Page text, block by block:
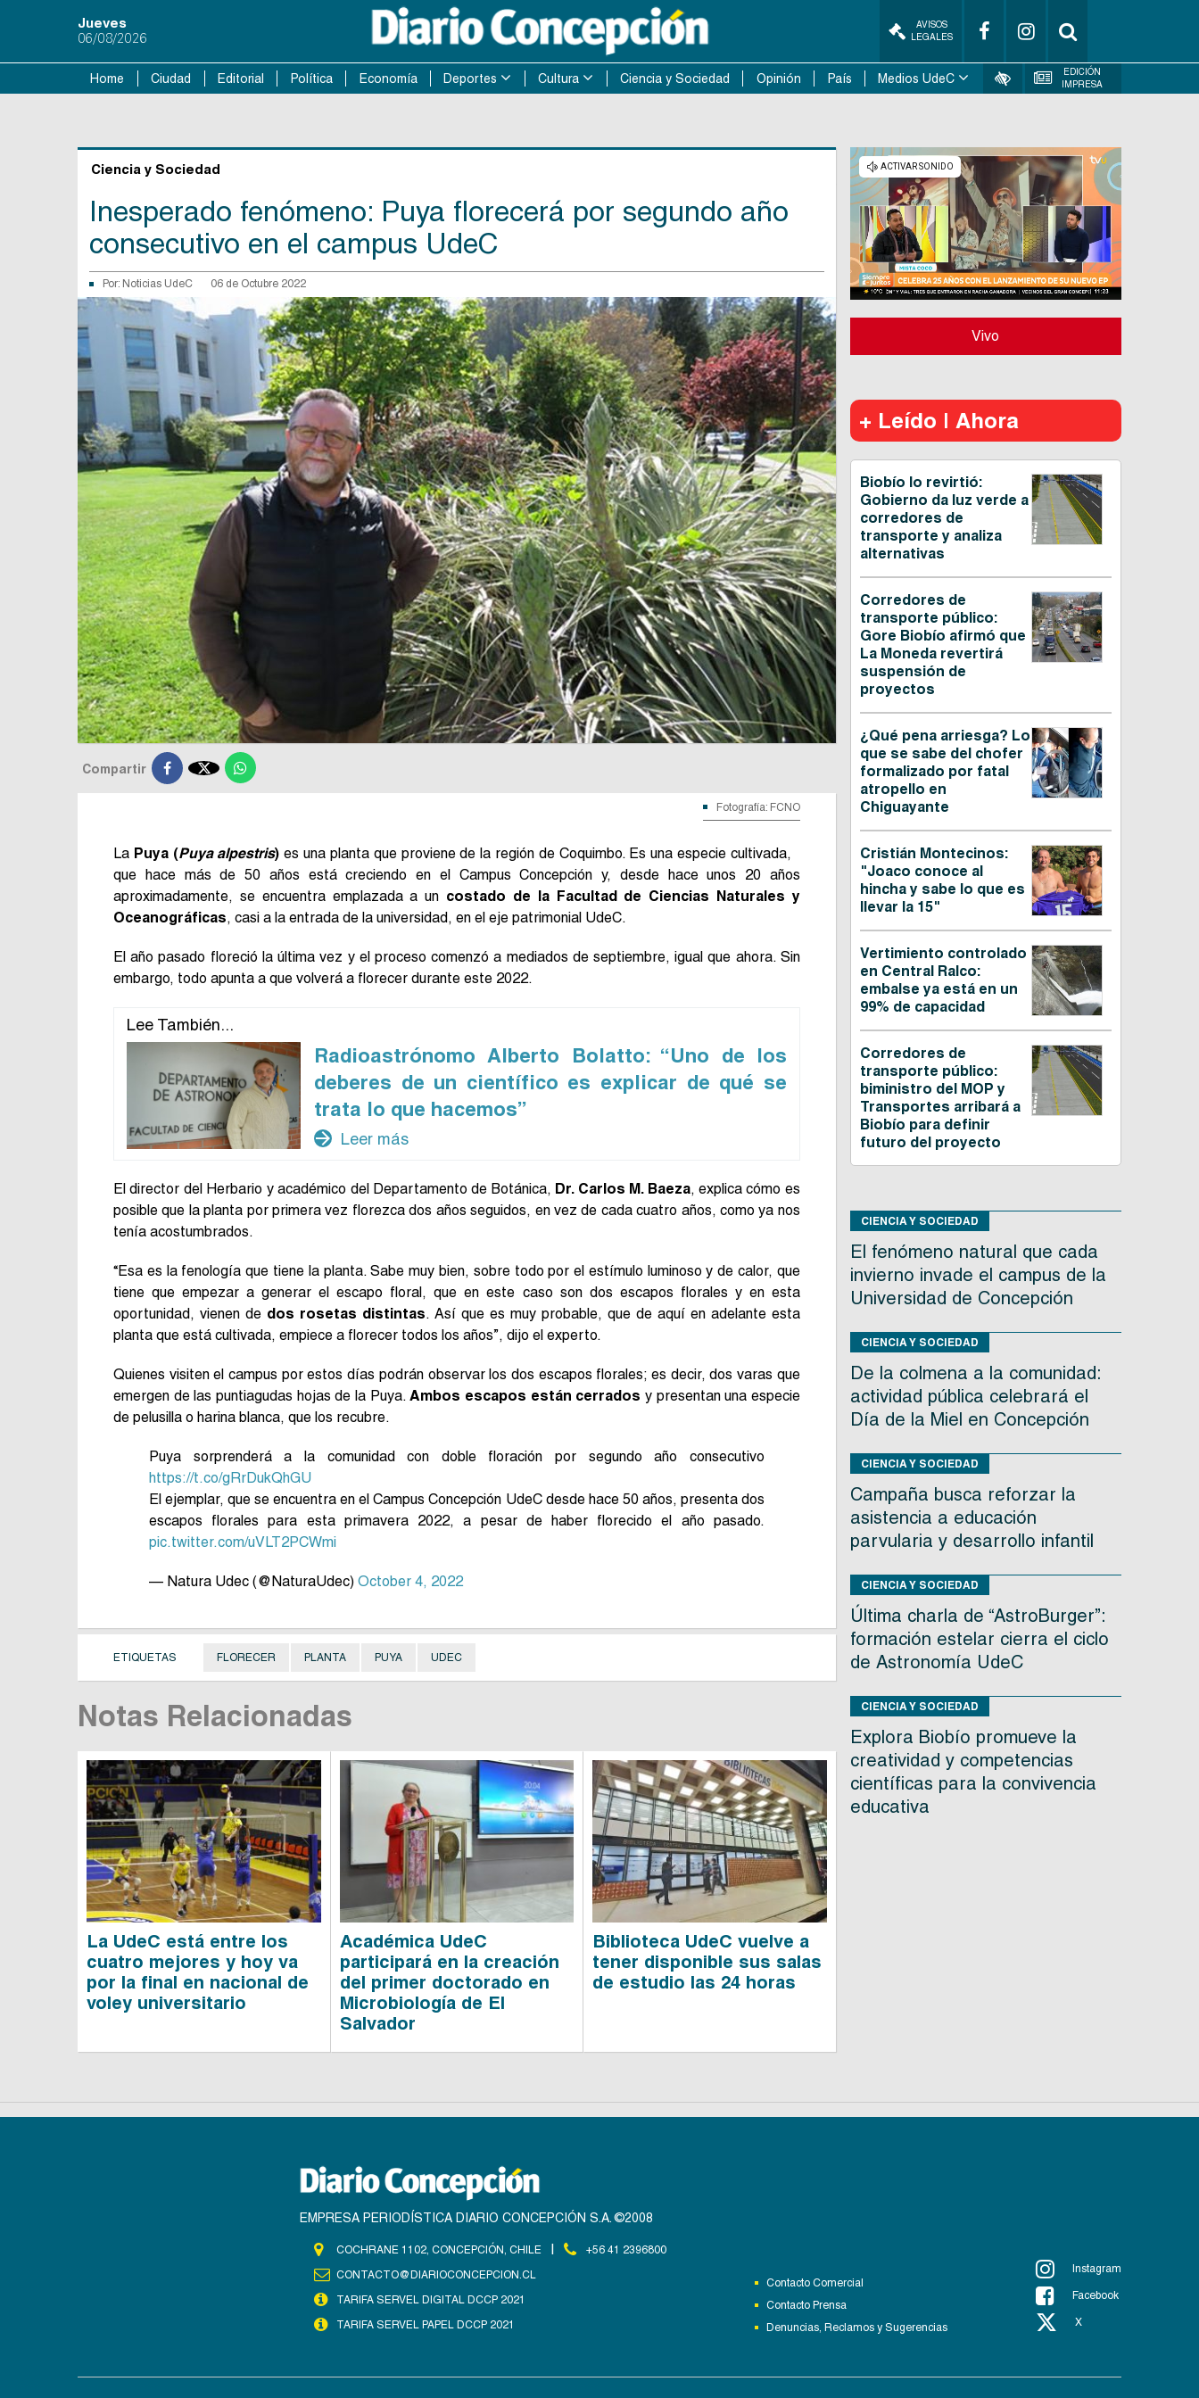
Jueves
06/08/2026
AVISOS
LEGALES
Home Ciudad Editorial Política Economía Deportes Cultura Ciencia y Sociedad Opinión País Medios UdeC
EDICIÓN
IMPRESA
Ciencia y Sociedad
Inesperado fenómeno: Puya florecerá por segundo año
consecutivo en el campus UdeC
Por: Noticias UdeC 06 de Octubre 2022
Compartir 
Fotografía: FCNO
La Puya (Puya alpestris) es una planta que proviene de la región de Coquimbo. Es una especie cultivada,
que hace más de 50 años está creciendo en el Campus Concepción y, desde hace unos 20 años
aproximadamente, se encuentra emplazada a un costado de la Facultad de Ciencias Naturales y
Oceanográficas, casi a la entrada de la universidad, en el eje patrimonial UdeC.
El año pasado floreció la última vez y el proceso comenzó a mediados de septiembre, igual que ahora. Sin
embargo, todo apunta a que volverá a florecer durante este 2022.
Lee También...
Radioastrónomo Alberto Bolatto: “Uno de los
deberes de un científico es explicar de qué se
trata lo que hacemos”
arrow_forward Leer más
El director del Herbario y académico del Departamento de Botánica, Dr. Carlos M. Baeza, explica cómo es
posible que la planta por primera vez florezca dos años seguidos, en vez de cada cuatro años, como ya nos
tenía acostumbrados.
“Esa es la fenología que tiene la planta. Sabe muy bien, sobre todo por el estímulo luminoso y de calor, que
tiene que empezar a generar el escapo floral, que en este caso son dos escapos florales y en esta
oportunidad, vienen de dos rosetas distintas. Así que es muy probable, que de aquí en adelante esta
planta que está cultivada, empiece a florecer todos los años”, dijo el experto.
Quienes visiten el campus por estos días podrán observar los dos escapos florales; es decir, dos varas que
emergen de las puntiagudas hojas de la Puya.Ambos escapos están cerrados y presentan una especie
de pelusilla o harina blanca, que los recubre.
Puya sorprenderá a la comunidad con doble floración por segundo año consecutivo
https://t.co/gRrDukQhGU
El ejemplar, que se encuentra en el Campus Concepción UdeC desde hace 50 años, presenta dos
escapos florales para esta primavera 2022, a pesar de haber florecido el año pasado.
pic.twitter.com/uVLT2PCWmi
— Natura Udec (@NaturaUdec) October 4, 2022
ETIQUETAS FLORECER PLANTA PUYA UDEC
Notas Relacionadas
La UdeC está entre los
cuatro mejores y hoy va
por la final en nacional de
voley universitario
Académica UdeC
participará en la creación
del primer doctorado en
Microbiología de El
Salvador
Biblioteca UdeC vuelve a
tener disponible sus salas
de estudio las 24 horas
Vivo
+ Leído | Ahora
Biobío lo revirtió:
Gobierno da luz verde a
corredores de
transporte y analiza
alternativas
Corredores de
transporte público:
Gore Biobío afirmó que
La Moneda revertirá
suspensión de
proyectos
¿Qué pena arriesga? Lo
que se sabe del chofer
formalizado por fatal
atropello en
Chiguayante
Cristián Montecinos:
"Joaco conoce al
hincha y sabe lo que es
llevar la 15"
Vertimiento controlado
en Central Ralco:
embalse ya está en un
99% de capacidad
Corredores de
transporte público:
biministro del MOP y
Transportes arribará a
Biobío para definir
futuro del proyecto
CIENCIA Y SOCIEDAD
El fenómeno natural que cada
invierno invade el campus de la
Universidad de Concepción
CIENCIA Y SOCIEDAD
De la colmena a la comunidad:
actividad pública celebrará el
Día de la Miel en Concepción
CIENCIA Y SOCIEDAD
Campaña busca reforzar la
asistencia a educación
parvularia y desarrollo infantil
CIENCIA Y SOCIEDAD
Última charla de “AstroBurger”:
formación estelar cierra el ciclo
de Astronomía UdeC
CIENCIA Y SOCIEDAD
Explora Biobío promueve la
creatividad y competencias
científicas para la convivencia
educativa
EMPRESA PERIODÍSTICA DIARIO CONCEPCIÓN S.A. ©2008
COCHRANE 1102, CONCEPCIÓN, CHILE
+56 41 2396800
CONTACTO@DIARIOCONCEPCION.CL
TARIFA SERVEL DIGITAL DCCP 2021
TARIFA SERVEL PAPEL DCCP 2021
Contacto Comercial
Contacto Prensa
Denuncias, Reclamos y Sugerencias
Instagram
Facebook
X